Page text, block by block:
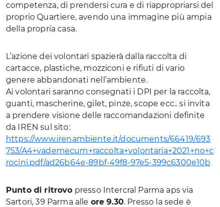
competenza, di prendersi cura e di riappropriarsi del
proprio Quartiere, avendo una immagine più ampia
della propria casa.
L’azione dei volontari spazierà dalla raccolta di
cartacce, plastiche, mozziconi e rifiuti di vario
genere abbandonati nell’ambiente.
Ai volontari saranno consegnati i DPI per la raccolta,
guanti, mascherine, gilet, pinze, scope ecc.. si invita
a prendere visione delle raccomandazioni definite
da IREN sul sito:
https://www.irenambiente.it/documents/66419/693
753/A4+vademecum+raccolta+volontaria+2021+no+c
rocini.pdf/ad26b64e-89bf-49f8-97e5-399c6300e10b
Punto di ritrovo presso Intercral Parma aps via
Sartori, 39 Parma alle ore 9.30. Presso la sede è